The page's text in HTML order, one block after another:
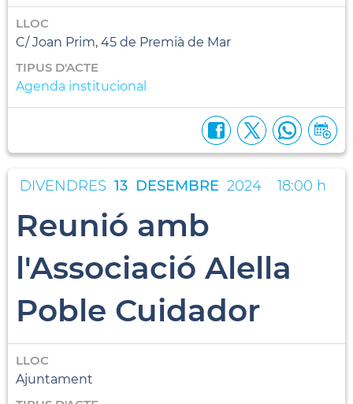
LLOC
C/ Joan Prim, 45 de Premià de Mar
TIPUS D'ACTE
Agenda institucional
DIVENDRES 13 DESEMBRE 2024 18:00 h
Reunió amb
l'Associació Alella
Poble Cuidador
LLOC
Ajuntament